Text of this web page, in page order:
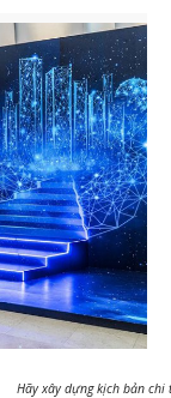
Hãy xây dựng kịch bản chi